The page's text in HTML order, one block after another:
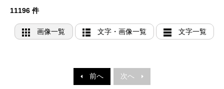
11196 件
画像一覧 文字・画像一覧 文字一覧
前へ 次へ